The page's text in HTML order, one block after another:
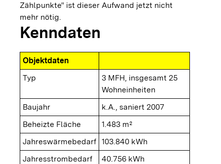
Zählpunkte" ist dieser Aufwand jetzt nicht
mehr nötig.
Kenndaten
Objektdaten
Typ
3 MFH, insgesamt 25
Wohneinheiten
Baujahr
k.A., saniert 2007
Beheizte Fläche
1.483 m²
Jahreswärmebedarf 103.840 kWh
Jahresstrombedarf
40.756 kWh